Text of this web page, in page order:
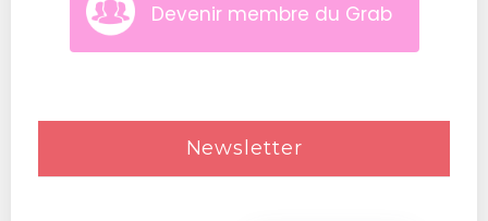
Devenir membre du Grab
Newsletter